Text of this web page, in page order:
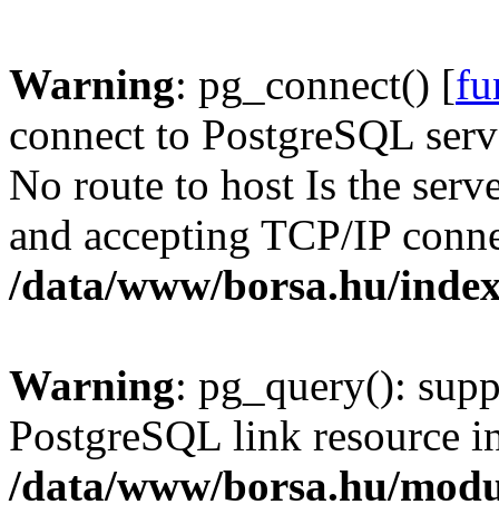
Warning: pg_connect() [
connect to PostgreSQL
No route to host Is the
and accepting TCP/IP
/data/www/borsa.hu/
Warning: pg_query():
PostgreSQL link resource
/data/www/borsa.hu/